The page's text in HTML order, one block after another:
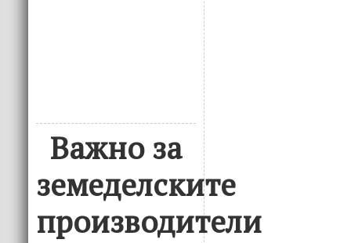
Важно за
земеделските
производители